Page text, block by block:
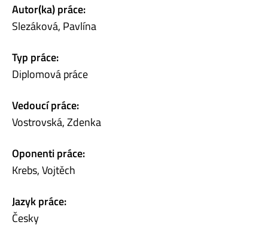
Autor(ka) práce:
Slezáková, Pavlína
Typ práce:
Diplomová práce
Vedoucí práce:
Vostrovská, Zdenka
Oponenti práce:
Krebs, Vojtěch
Jazyk práce:
Česky